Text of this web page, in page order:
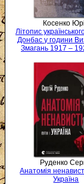
Косенко
Літопис
Донбас у години
Змагань 1917 –
Руденко
Анатомія
Україна